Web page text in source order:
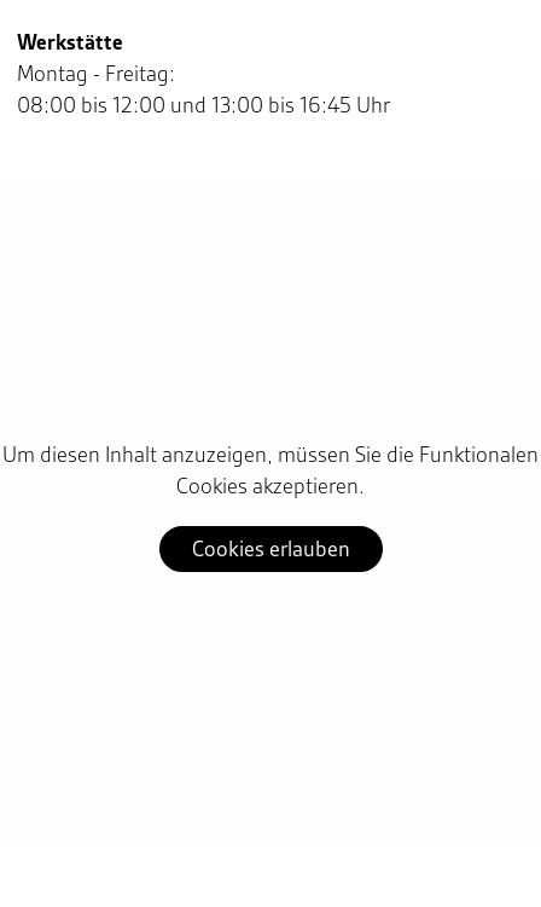
Werkstätte
Montag - Freitag:
08:00 bis 12:00 und 13:00 bis 16:45 Uhr
Um diesen Inhalt anzuzeigen, müssen Sie die Funktionalen
Cookies akzeptieren.
Cookies erlauben